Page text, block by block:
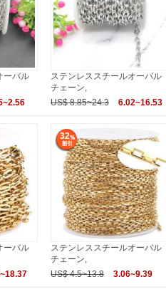
ーバル
ステンレススチールオーバル
チェーン,
US$ 8.85~24.3
6.02~16.53
ーバル
32
ステンレススチールオーバル
チェーン,
US$ 4.5~13.8
3.06~9.39